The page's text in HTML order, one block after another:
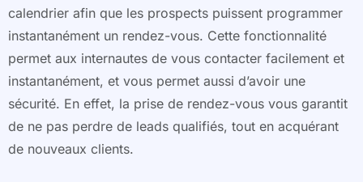
calendrier afin que les prospects puissent programmer
instantanément un rendez-vous. Cette fonctionnalité
permet aux internautes de vous contacter facilement et
instantanément, et vous permet aussi d’avoir une
sécurité. En effet, la prise de rendez-vous vous garantit
de ne pas perdre de leads qualifiés, tout en acquérant
de nouveaux clients.